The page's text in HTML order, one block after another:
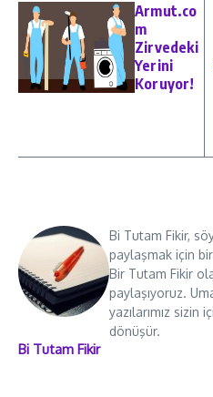
Armut.co
m
Zirvedeki
Yerini
Koruyor!
Bi Tutam Fikir
Bi Tutam Fikir,
paylaşmak için
Bir Tutam Fikir
paylaşıyoruz.
yazılarımız sizin
dönüşür.